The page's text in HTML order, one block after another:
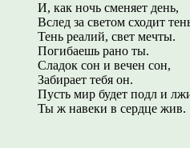
И, как ночь сменяет день,
Вслед за светом сходит
Тень реалий, свет мечты.
Погибаешь рано ты.
Сладок сон и вечен сон,
Забирает тебя он.
Пусть мир будет подл и
Ты ж навеки в сердце жив.